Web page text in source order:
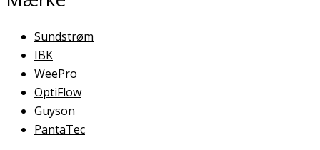
Sundstrøm
IBK
WeePro
OptiFlow
Guyson
PantaTec